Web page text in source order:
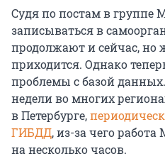
Судя по постам в группе
записываться в
продолжают и сейчас, но
приходится. Однако
проблемы с базой
недели во многих
в Петербурге,
ГИБДД, из-за чего
на несколько часов.